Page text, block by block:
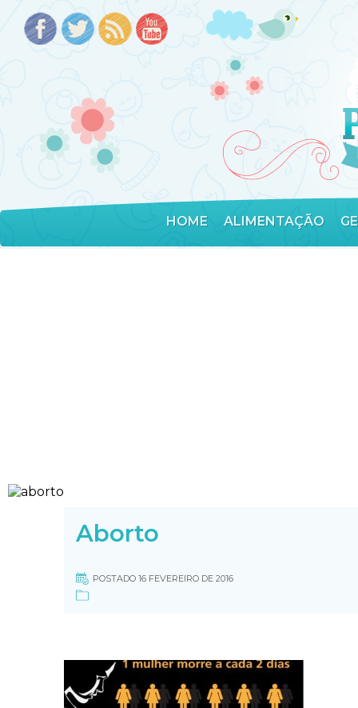
HOME ALIMENTAÇÃO
Aborto
POSTADO 16 FEVEREIRO DE 2016